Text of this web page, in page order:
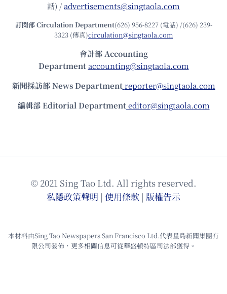
話) /advertisements@singtaola.com
訂閱部 Circulation Department(626) 956-8227 (電話) /(626) 239-
3323 (傳真)circulation@singtaola.com
會計部 Accounting
Department accounting@singtaola.com
新聞採訪部 News Department reporter@singtaola.com
編輯部 Editorial Department editor@singtaola.com
© 2021 Sing Tao Ltd. All rights reserved.
私隱政策聲明 | 使⽤條款 | 版權告⽰
本材料由Sing Tao Newspapers San Francisco Ltd.代表星島新聞集團有
限公司發佈，更多相關信息可從華盛頓特區司法部獲得。